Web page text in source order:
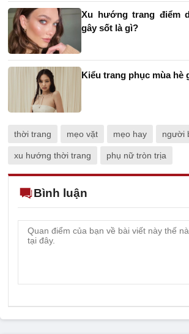
Xu hướng trang điểm
gây sốt là gì?
Kiểu trang phục mùa hè
thời trang mẹo vặt mẹo hay người
xu hướng thời trang phụ nữ tròn trịa
Bình luận